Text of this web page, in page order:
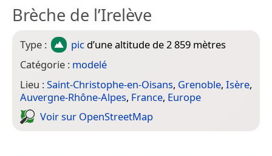
Brèche de l’Irelève
Type : pic d’une altitude de 2 859 mètres
Catégorie : modelé
Lieu :Saint-Christophe-en-Oisans, Grenoble, Isère,
Auvergne-Rhône-Alpes, France, Europe
Voir sur Open­Street­Map